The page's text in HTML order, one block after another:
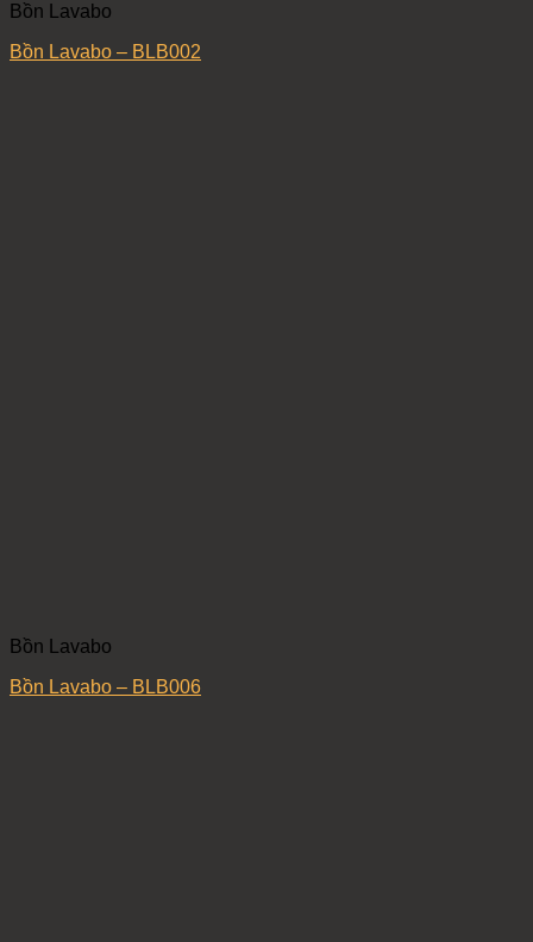
Bồn Lavabo
Bồn Lavabo – BLB002
Bồn Lavabo
Bồn Lavabo – BLB006